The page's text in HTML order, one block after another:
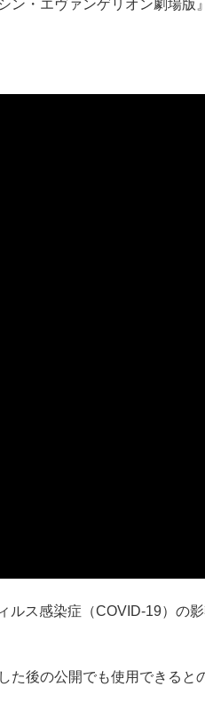
・エヴァンゲリオン劇場版
ス感染症（COVID-19）の
後の公開でも使用できると